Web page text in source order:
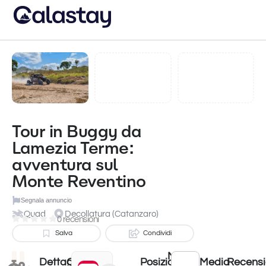
Tour in Buggy da
Lamezia Terme:
avventura sul
Monte Reventino
Segnala annuncio
Quad Decollatura (Catanzaro)
0 recensioni
Salva Condividi
DettagliQuando?
Posizione
Meteo
Media